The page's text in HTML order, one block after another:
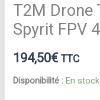
T2M Drone
Spyrit FPV
194,50€ TTC
Disponibilité : En stock